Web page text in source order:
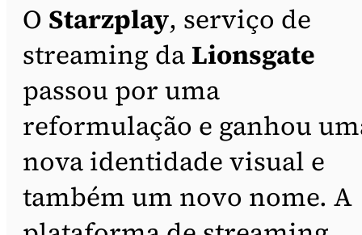
O Starzplay, serviço de
streaming da Lionsgate
passou por uma
reformulação e ganhou
nova identidade visual e
também um novo nome. A